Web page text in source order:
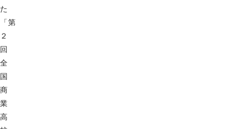
た
「第
２
回
全
国
商
業
高